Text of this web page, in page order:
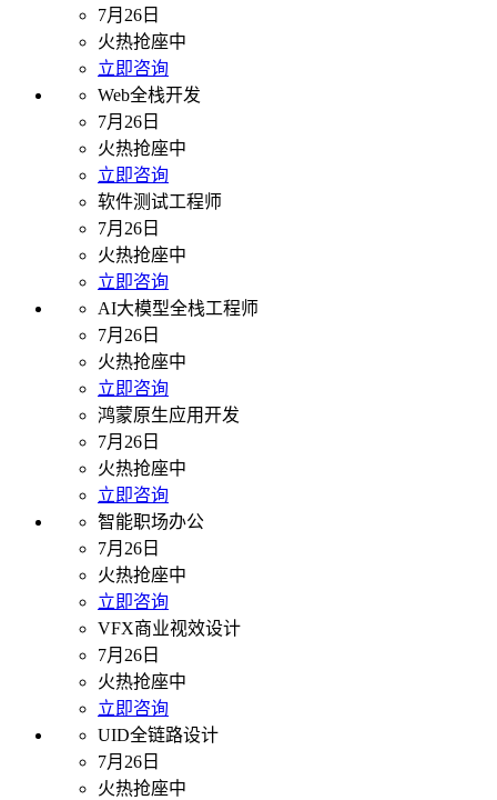
7月26日
火热抢座中
立即咨询
Web全栈开发
7月26日
火热抢座中
立即咨询
软件测试工程师
7月26日
火热抢座中
立即咨询
AI大模型全栈工程师
7月26日
火热抢座中
立即咨询
鸿蒙原生应用开发
7月26日
火热抢座中
立即咨询
智能职场办公
7月26日
火热抢座中
立即咨询
VFX商业视效设计
7月26日
火热抢座中
立即咨询
UID全链路设计
7月26日
火热抢座中